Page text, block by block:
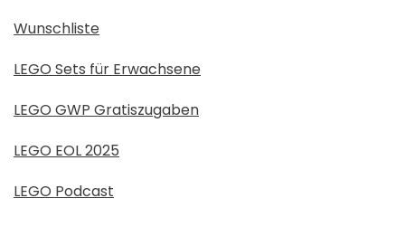
Wunschliste
LEGO Sets für Erwachsene
LEGO GWP Gratiszugaben
LEGO EOL 2025
LEGO Podcast